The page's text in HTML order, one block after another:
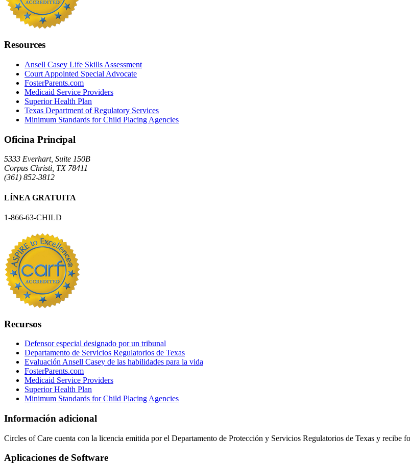
Resources
Ansell Casey Life Skills Assessment
Court Appointed Special Advocate
FosterParents.com
Medicaid Service Providers
Superior Health Plan
Texas Department of Regulatory Services
Minimum Standards for Child Placing Agencies
Oficina Principal
5333 Everhart, Suite 150B
Corpus Christi TX 78411
(361) 852-3812
LÍNEA GRATUITA
1-866-63-CHILD
Recursos
Defensor especial designado por un tribunal
Departamento de Servicios Regulatorios de Texas
Evaluación Ansell Casey de las habilidades para la vida
FosterParents.com
Medicaid Service Providers
Superior Health Plan
Minimum Standards for Child Placing Agencies
Información adicional
Circles of Care cuenta con la licencia emitida por el Departamento de Protección y Servicios Regulatorios de Texas y recibe
Aplicaciones de Software